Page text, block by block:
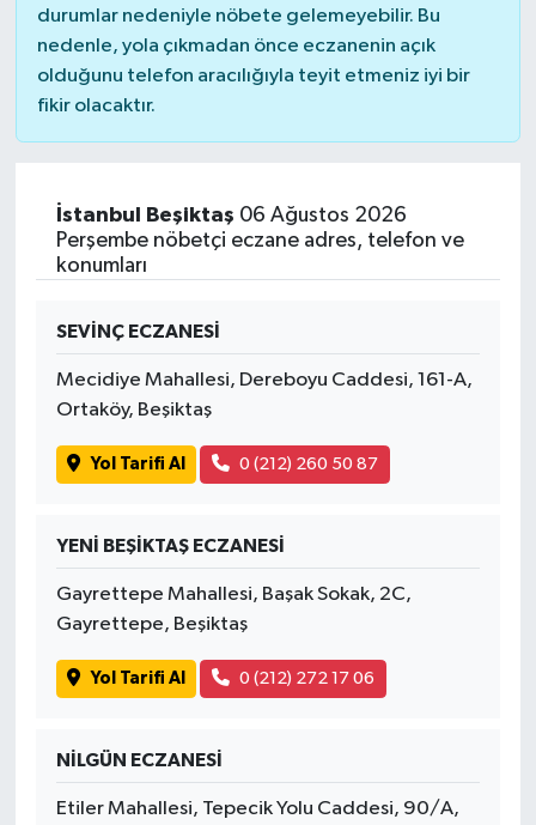
durumlar nedeniyle nöbete gelemeyebilir. Bu
nedenle, yola çıkmadan önce eczanenin açık
olduğunu telefon aracılığıyla teyit etmeniz iyi bir
fikir olacaktır.
İstanbul Beşiktaş 06 Ağustos 2026
Perşembe nöbetçi eczane adres, telefon ve
konumları
SEVİNÇ ECZANESİ
Mecidiye Mahallesi, Dereboyu Caddesi, 161-A,
Ortaköy, Beşiktaş
Yol Tarifi Al 0 (212) 260 50 87
YENİ BEŞİKTAŞ ECZANESİ
Gayrettepe Mahallesi, Başak Sokak, 2C,
Gayrettepe, Beşiktaş
Yol Tarifi Al 0 (212) 272 17 06
NİLGÜN ECZANESİ
Etiler Mahallesi, Tepecik Yolu Caddesi, 90/A,